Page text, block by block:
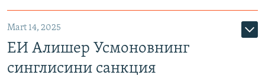
Mart 14, 2025
ЕИ Алишер Усмоновнинг
синглисини санкция